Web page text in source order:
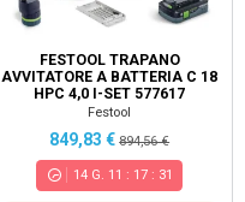
FESTOOL TRAPANO
AVVITATORE A BATTERIA C 18
HPC 4,0 I-SET 577617
Festool
849,83 €894,56 €
14G. 11 : 17: 30